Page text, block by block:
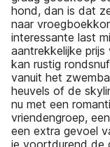
hond, dan is dat
naar
interessante last
aantrekkelijke
kan rustig
vanuit het
heuvels of de
nu met een
vriendengroep,
een extra gevoel
je voortdurend de